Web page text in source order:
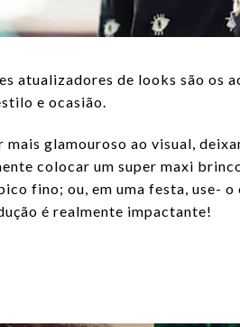
atualizadores de looks são os
e ocasião.
mais glamouroso ao visual,
colocar um super maxi
fino; ou, em uma festa, use-
é realmente impactante!